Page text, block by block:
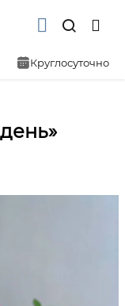
Круглосуточно